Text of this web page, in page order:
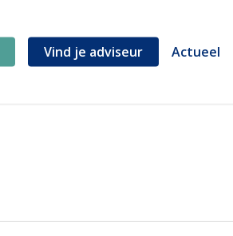
Vind je adviseur Actueel